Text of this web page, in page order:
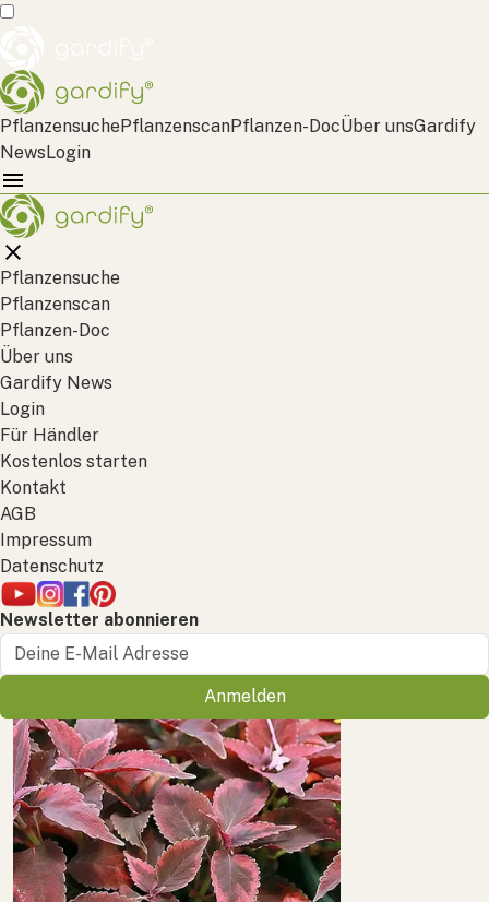
PflanzensuchePflanzenscanPflanzen-DocÜber unsGardify
NewsLogin
Pflanzensuche
Pflanzenscan
Pflanzen-Doc
Über uns
Gardify News
Login
Für Händler
Kostenlos starten
Kontakt
AGB
Impressum
Datenschutz
Newsletter abonnieren
Anmelden